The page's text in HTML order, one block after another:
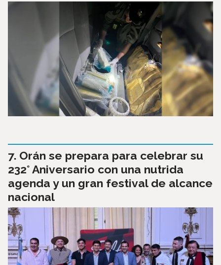
Orán se prepara para celebrar su
232° Aniversario con una nutrida
agenda y un gran festival de alcance
nacional